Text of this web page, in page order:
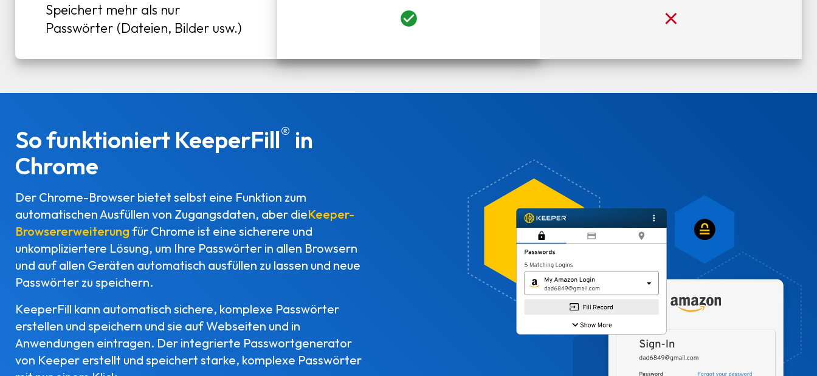
Speichert mehr als nur
Passwörter (Dateien, Bilder usw.)
So funktioniert KeeperFill® in
Chrome
Der Chrome-Browser bietet selbst eine Funktion zum
automatischen Ausfüllen von Zugangsdaten, aber dieKeeper-
Browsererweiterung für Chrome ist eine sicherere und
unkompliziertere Lösung, um Ihre Passwörter in allen Browsern
und auf allen Geräten automatisch ausfüllen zu lassen und neue
Passwörter zu speichern.
KeeperFill kann automatisch sichere, komplexe Passwörter
erstellen und speichern und sie auf Webseiten und in
Anwendungen eintragen. Der integrierte Passwortgenerator
von Keeper erstellt und speichert starke, komplexe Passwörter